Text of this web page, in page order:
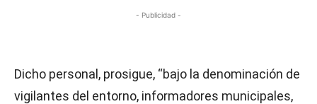
- Publicidad -
Dicho personal, prosigue, “bajo la denominación de
vigilantes del entorno, informadores municipales,